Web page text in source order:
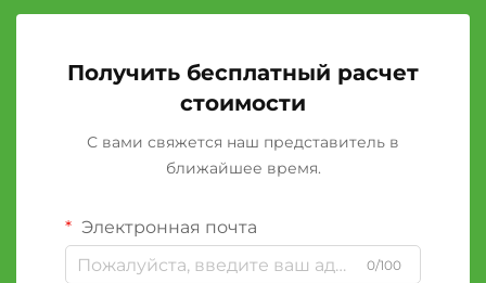
Получить бесплатный расчет
стоимости
С вами свяжется наш представитель в
ближайшее время.
Электронная почта
0/100